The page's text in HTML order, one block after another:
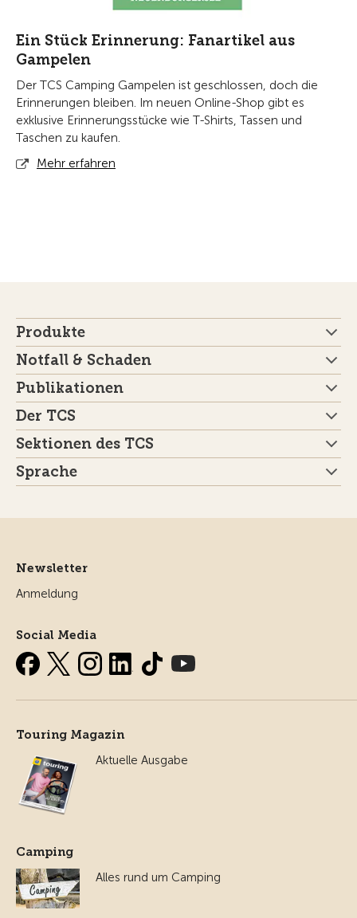
Ein Stück Erinnerung: Fanartikel aus
Gampelen
Der TCS Camping Gampelen ist geschlossen, doch die
Erinnerungen bleiben. Im neuen Online-Shop gibt es
exklusive Erinnerungsstücke wie T-Shirts, Tassen und
Taschen zu kaufen.
Mehr erfahren
Produkte
Notfall & Schaden
Publikationen
Der TCS
Sektionen des TCS
Sprache
Newsletter
Anmeldung
Social Media
Touring Magazin
Aktuelle Ausgabe
Camping
Alles rund um Camping